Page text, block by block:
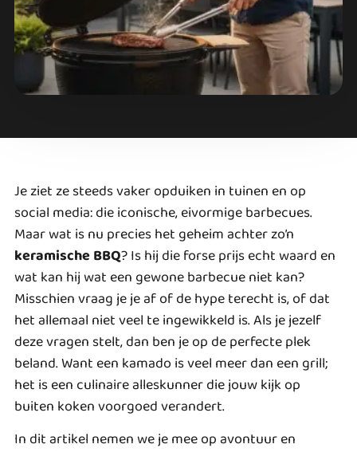
Je ziet ze steeds vaker opduiken in tuinen en op
social media: die iconische, eivormige barbecues.
Maar wat is nu precies het geheim achter zo’n
keramische BBQ? Is hij die forse prijs echt waard en
wat kan hij wat een gewone barbecue niet kan?
Misschien vraag je je af of de hype terecht is, of dat
het allemaal niet veel te ingewikkeld is. Als je jezelf
deze vragen stelt, dan ben je op de perfecte plek
beland. Want een kamado is veel meer dan een grill;
het is een culinaire alleskunner die jouw kijk op
buiten koken voorgoed verandert.
In dit artikel nemen we je mee op avontuur en